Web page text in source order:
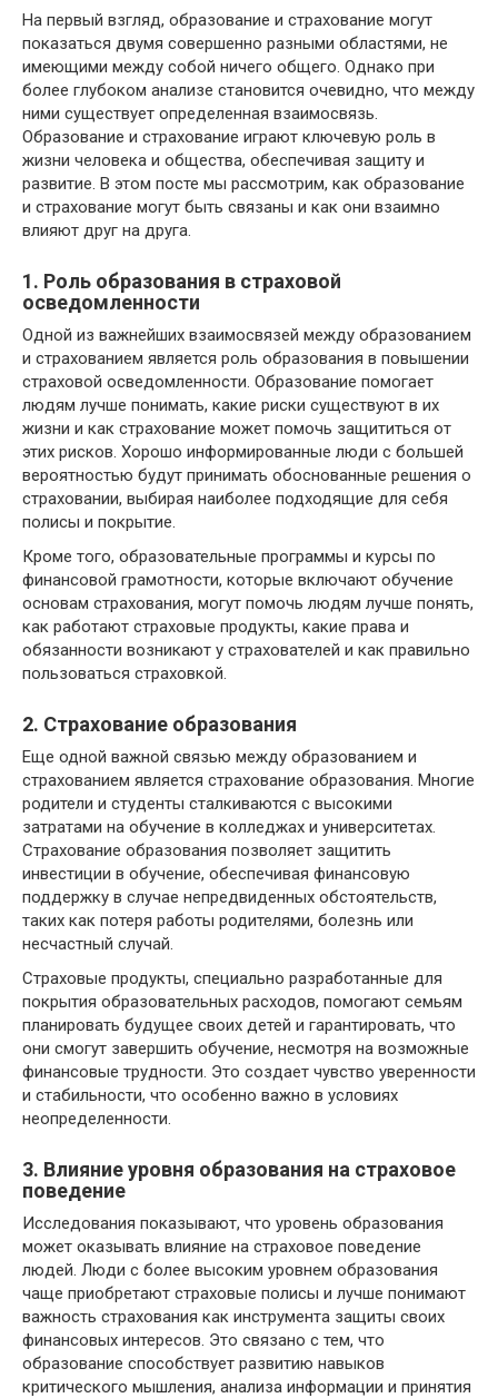
На первый взгляд, образование и страхование могут
показаться двумя совершенно разными областями, не
имеющими между собой ничего общего. Однако при
более глубоком анализе становится очевидно, что между
ними существует определенная взаимосвязь.
Образование и страхование играют ключевую роль в
жизни человека и общества, обеспечивая защиту и
развитие. В этом посте мы рассмотрим, как образование
и страхование могут быть связаны и как они взаимно
влияют друг на друга.
1. Роль образования в страховой
осведомленности
Одной из важнейших взаимосвязей между образованием
и страхованием является роль образования в повышении
страховой осведомленности. Образование помогает
людям лучше понимать, какие риски существуют в их
жизни и как страхование может помочь защититься от
этих рисков. Хорошо информированные люди с большей
вероятностью будут принимать обоснованные решения о
страховании, выбирая наиболее подходящие для себя
полисы и покрытие.
Кроме того, образовательные программы и курсы по
финансовой грамотности, которые включают обучение
основам страхования, могут помочь людям лучше понять,
как работают страховые продукты, какие права и
обязанности возникают у страхователей и как правильно
пользоваться страховкой.
2. Страхование образования
Еще одной важной связью между образованием и
страхованием является страхование образования. Многие
родители и студенты сталкиваются с высокими
затратами на обучение в колледжах и университетах.
Страхование образования позволяет защитить
инвестиции в обучение, обеспечивая финансовую
поддержку в случае непредвиденных обстоятельств,
таких как потеря работы родителями, болезнь или
несчастный случай.
Страховые продукты, специально разработанные для
покрытия образовательных расходов, помогают семьям
планировать будущее своих детей и гарантировать, что
они смогут завершить обучение, несмотря на возможные
финансовые трудности. Это создает чувство уверенности
и стабильности, что особенно важно в условиях
неопределенности.
3. Влияние уровня образования на страховое
поведение
Исследования показывают, что уровень образования
может оказывать влияние на страховое поведение
людей. Люди с более высоким уровнем образования
чаще приобретают страховые полисы и лучше понимают
важность страхования как инструмента защиты своих
финансовых интересов. Это связано с тем, что
образование способствует развитию навыков
критического мышления, анализа информации и принятия